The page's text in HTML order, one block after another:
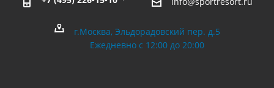
г.Москва, Эльдорадовский пер. д.5
Ежедневно с 12:00 до 20:00